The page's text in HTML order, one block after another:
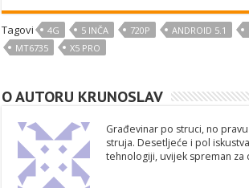
Tagovi 4G 5 INČA 720P ANDROID 5.1
MT6735
X5 PRO
O AUTORU KRUNOSLAV
Građevinar po struci, no
struja. Desetljeće i pol
tehnologiji, uvijek spreman za